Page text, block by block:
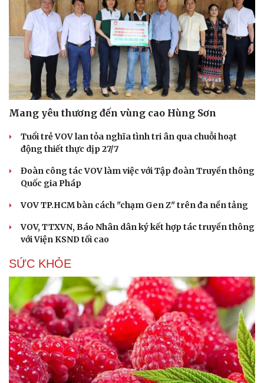
Mang yêu thương đến vùng cao Hùng Sơn
Tuổi trẻ VOV lan tỏa nghĩa tình tri ân qua chuỗi hoạt
động thiết thực dịp 27/7
Đoàn công tác VOV làm việc với Tập đoàn Truyền thông
Quốc gia Pháp
VOV TP.HCM bàn cách "chạm Gen Z" trên đa nền tảng
VOV, TTXVN, Báo Nhân dân ký kết hợp tác truyền thông
với Viện KSND tối cao
SỨC KHỎE